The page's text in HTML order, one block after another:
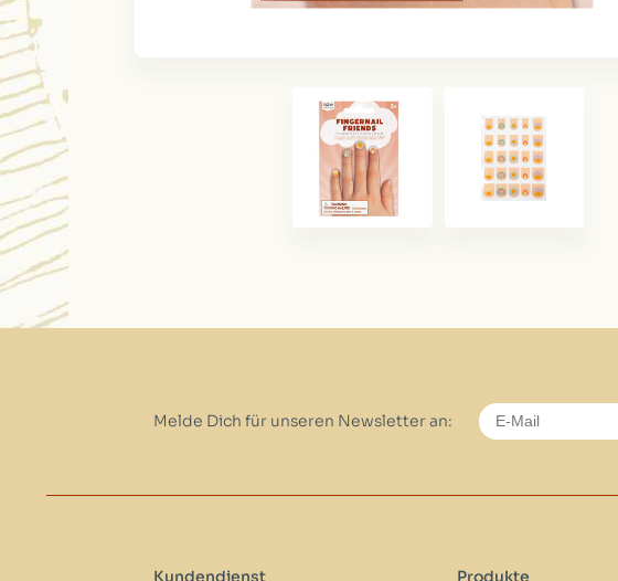
Melde Dich für unseren Newsletter an:
Kundendienst Produkte